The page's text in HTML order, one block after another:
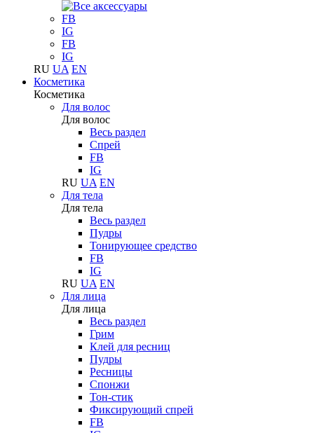
FB
IG
FB
IG
RU UA EN
Косметика
Косметика
Для волос
Для волос
Весь раздел
Спрей
FB
IG
RU UA EN
Для тела
Для тела
Весь раздел
Пудры
Тонирующее средство
FB
IG
RU UA EN
Для лица
Для лица
Весь раздел
Грим
Клей для ресниц
Пудры
Ресницы
Спонжи
Тон-стик
Фиксирующий спрей
FB